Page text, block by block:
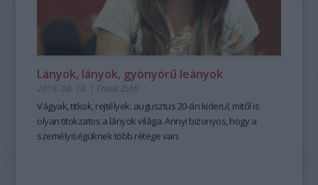
Lányok, lányok, gyönyörű leányok
2016. 08. 18. | Frank Zsófi
Vágyak, titkok, rejtélyek: augusztus 20-án kiderül, mitől is
olyan titokzatos a lányok világa. Annyi bizonyos, hogy a
személyiségüknek több rétege van.